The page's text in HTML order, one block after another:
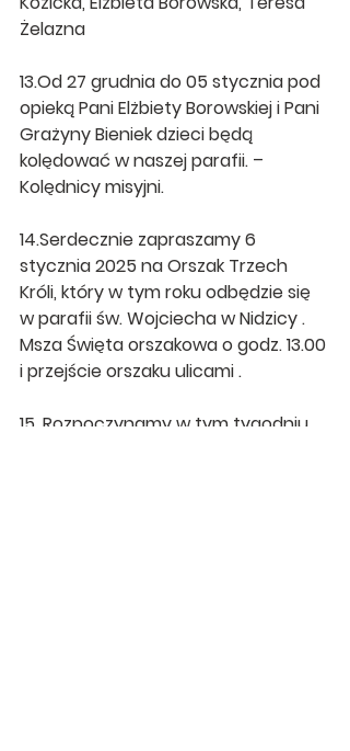
Żelazna
13.Od 27 grudnia do 05 stycznia pod
opieką Pani Elżbiety Borowskiej i Pani
Grażyny Bieniek dzieci będą
kolędować w naszej parafii. –
Kolędnicy misyjni.
14.Serdecznie zapraszamy 6
stycznia 2025 na Orszak Trzech
Króli, który w tym roku odbędzie się
w parafii św. Wojciecha w Nidzicy .
Msza Święta orszakowa o godz. 13.00
i przejście orszaku ulicami .
15. Rozpoczynamy w tym tygodniu